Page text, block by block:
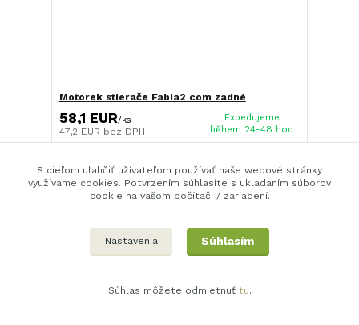
Motorek stierače Fabia2 com zadné
58,1 EUR/ks
47,2 EUR bez DPH
Expedujeme
během 24-48 hod
S cieľom uľahčiť užívateľom používať naše webové stránky
využívame cookies. Potvrzením súhlasíte s ukladaním súborov
cookie na vašom počítači / zariadení.
Nastavenia Súhlasím
Súhlas môžete odmietnuť tu.